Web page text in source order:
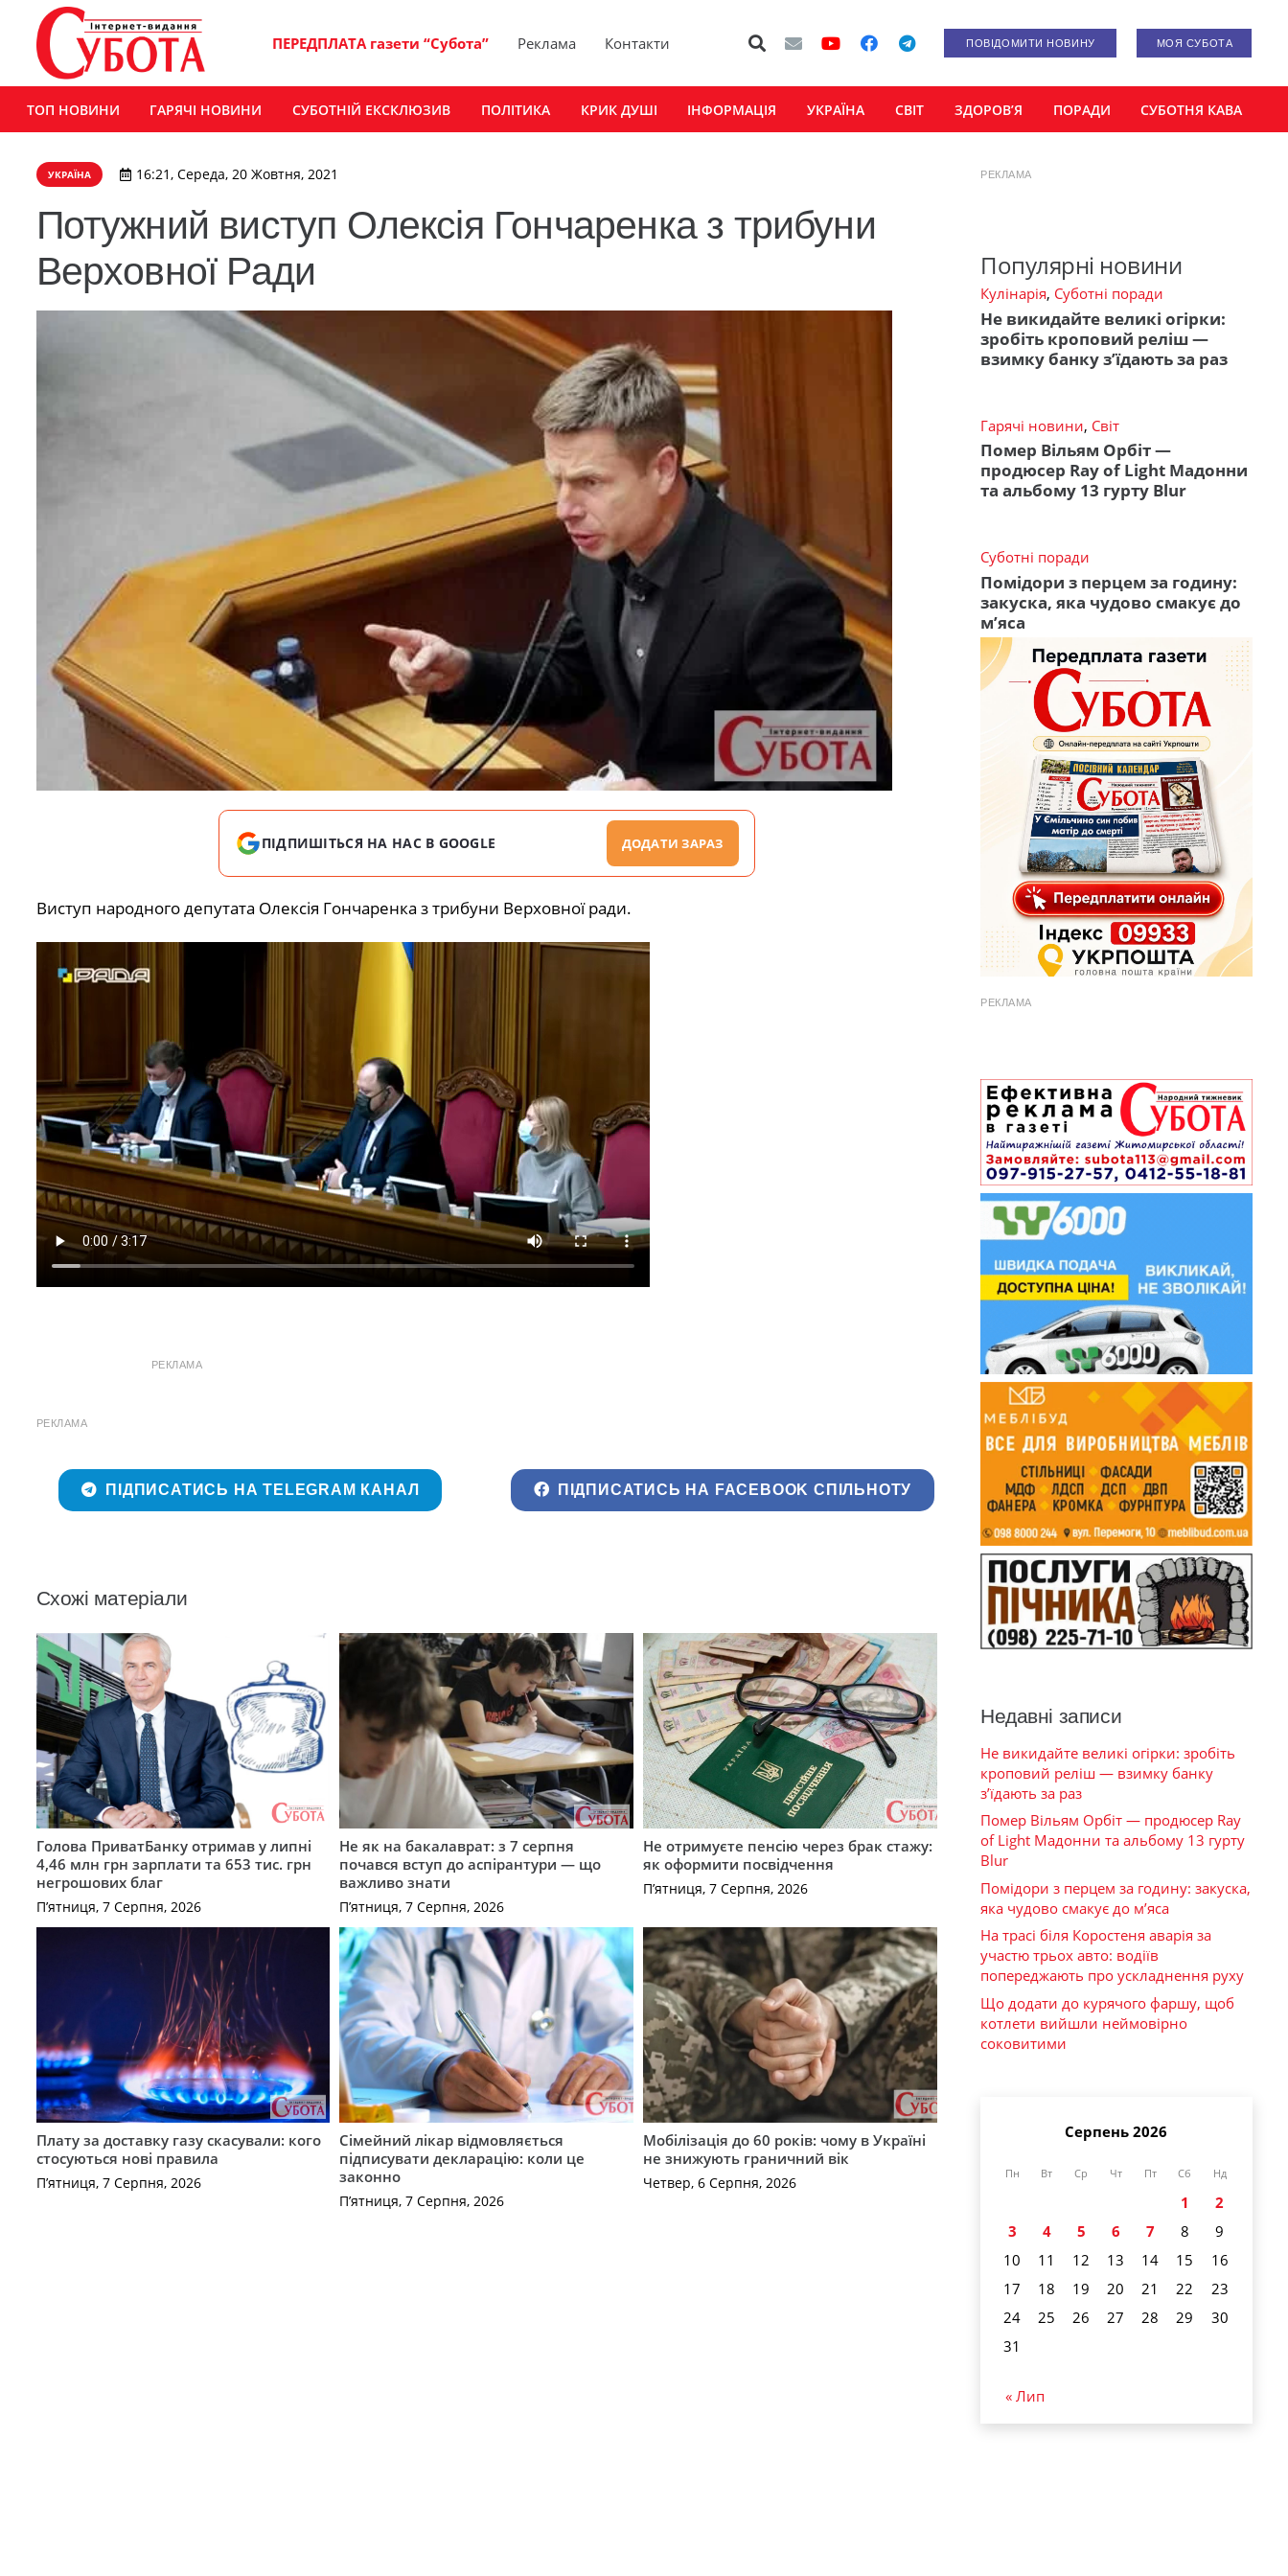
ПЕРЕДПЛАТА газети “Субота” Реклама Контакти ПОВІДОМИТИ НОВИНУ МОЯ СУБОТА
ТОП НОВИНИ ГАРЯЧІ НОВИНИ СУБОТНІЙ ЕКСКЛЮЗИВ ПОЛІТИКА КРИК ДУШІ ІНФОРМАЦІЯ УКРАЇНА СВІТ ЗДОРОВ’Я ПОРАДИ СУБОТНЯ КАВА
УКРАЇНА 16:21, Середа, 20 Жовтня, 2021
Потужний виступ Олексія Гончаренка з трибуни
Верховної Ради
ПІДПИШІТЬСЯ НА НАС В GOOGLE ДОДАТИ ЗАРАЗ
Виступ народного депутата Олексія Гончаренка з трибуни Верховної ради.
РЕКЛАМА
РЕКЛАМА
ПІДПИСАТИСЬ НА TELEGRAM КАНАЛ ПІДПИСАТИСЬ НА FACEBOOK СПІЛЬНОТУ
Схожі матеріали
Голова ПриватБанку отримав у липні
4,46 млн грн зарплати та 653 тис. грн
негрошових благ
П’ятниця, 7 Серпня, 2026
Не як на бакалаврат: з 7 серпня
почався вступ до аспірантури — що
важливо знати
П’ятниця, 7 Серпня, 2026
Не отримуєте пенсію через брак стажу:
як оформити посвідчення
П’ятниця, 7 Серпня, 2026
Плату за доставку газу скасували: кого
стосуються нові правила
П’ятниця, 7 Серпня, 2026
Сімейний лікар відмовляється
підписувати декларацію: коли це
законно
П’ятниця, 7 Серпня, 2026
Мобілізація до 60 років: чому в Україні
не знижують граничний вік
Четвер, 6 Серпня, 2026
РЕКЛАМА
Популярні новини
Кулінарія, Суботні поради
Не викидайте великі огірки:
зробіть кроповий реліш —
взимку банку з’їдають за раз
Гарячі новини, Світ
Помер Вільям Орбіт —
продюсер Ray of Light Мадонни
та альбому 13 гурту Blur
Суботні поради
Помідори з перцем за годину:
закуска, яка чудово смакує до
м’яса
РЕКЛАМА
Недавні записи
Не викидайте великі огірки: зробіть
кроповий реліш — взимку банку
з’їдають за раз
Помер Вільям Орбіт — продюсер Ray
of Light Мадонни та альбому 13 гурту
Blur
Помідори з перцем за годину: закуска,
яка чудово смакує до м’яса
На трасі біля Коростеня аварія за
участю трьох авто: водіїв
попереджають про ускладнення руху
Що додати до курячого фаршу, щоб
котлети вийшли неймовірно
соковитими
Серпень 2026
Пн Вт Ср Чт Пт Сб Нд
1
2
3
4 5 6 7 8
9
10
11 12 13 14 15
16
17
18 19 20 21 22
23
24
25 26 27 28 29
30
31
« Лип